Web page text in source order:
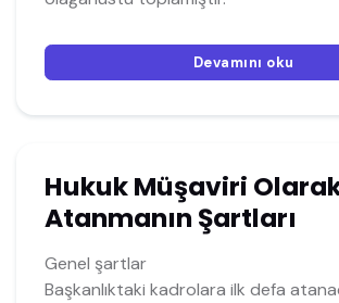
Devamını oku
Hukuk Müşaviri
Atanmanın Şartları
Genel şartlar
Başkanlıktaki kadrolara ilk defa